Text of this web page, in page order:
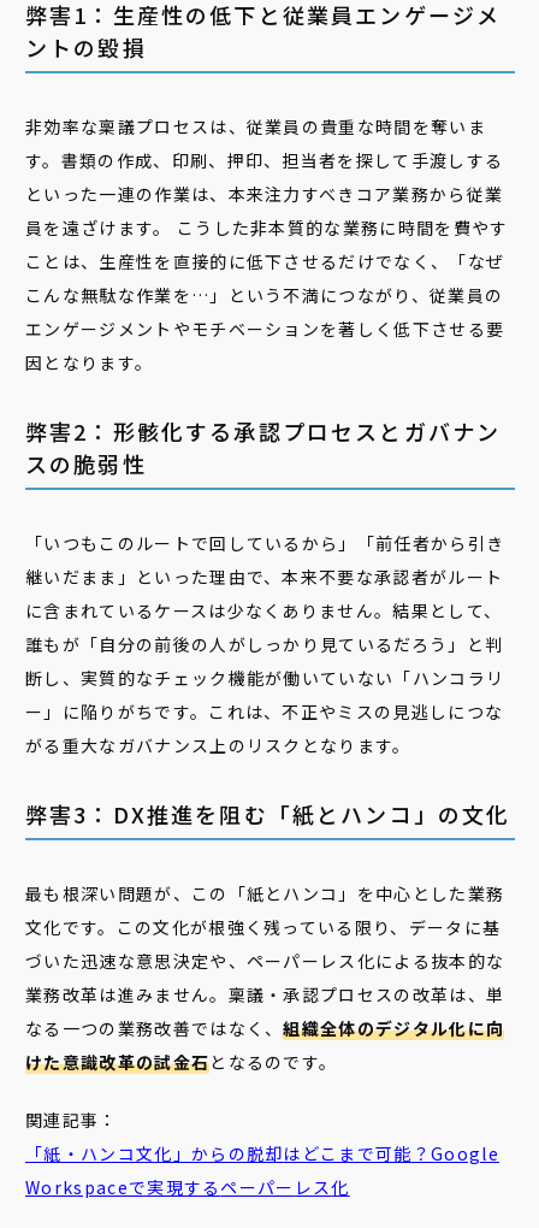
弊害1：生産性の低下と従業員エンゲージメ
ントの毀損
非効率な稟議プロセスは、従業員の貴重な時間を奪いま
す。書類の作成、印刷、押印、担当者を探して手渡しする
といった一連の作業は、本来注力すべきコア業務から従業
員を遠ざけます。 こうした非本質的な業務に時間を費やす
ことは、生産性を直接的に低下させるだけでなく、「なぜ
こんな無駄な作業を…」という不満につながり、従業員の
エンゲージメントやモチベーションを著しく低下させる要
因となります。
弊害2：形骸化する承認プロセスとガバナン
スの脆弱性
「いつもこのルートで回しているから」「前任者から引き
継いだまま」といった理由で、本来不要な承認者がルート
に含まれているケースは少なくありません。結果として、
誰もが「自分の前後の人がしっかり見ているだろう」と判
断し、実質的なチェック機能が働いていない「ハンコラリ
ー」に陥りがちです。これは、不正やミスの見逃しにつな
がる重大なガバナンス上のリスクとなります。
弊害3：DX推進を阻む「紙とハンコ」の文化
最も根深い問題が、この「紙とハンコ」を中心とした業務
文化です。この文化が根強く残っている限り、データに基
づいた迅速な意思決定や、ペーパーレス化による抜本的な
業務改革は進みません。稟議・承認プロセスの改革は、単
なる一つの業務改善ではなく、組織全体のデジタル化に向
けた意識改革の試金石となるのです。
関連記事：
「紙・ハンコ文化」からの脱却はどこまで可能？Google
Workspaceで実現する ペーパー レス化